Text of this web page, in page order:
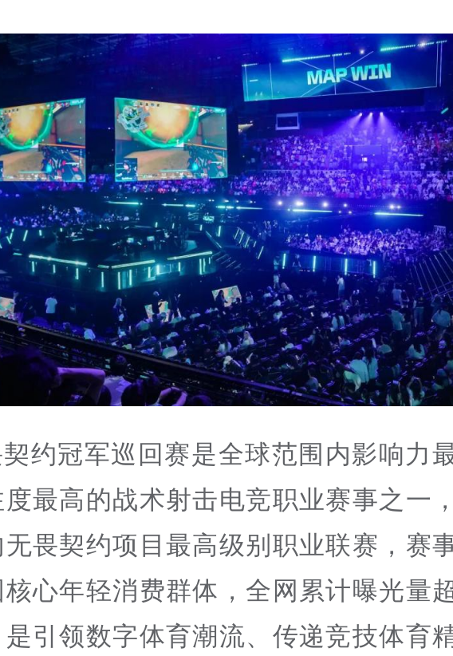
约冠军巡回赛是全球范围内影响力
最高的战术射击电竞职业赛事之一，
畏契约项目最高级别职业联赛，赛
心年轻消费群体，全网累计曝光量
引领数字体育潮流、传递竞技体育